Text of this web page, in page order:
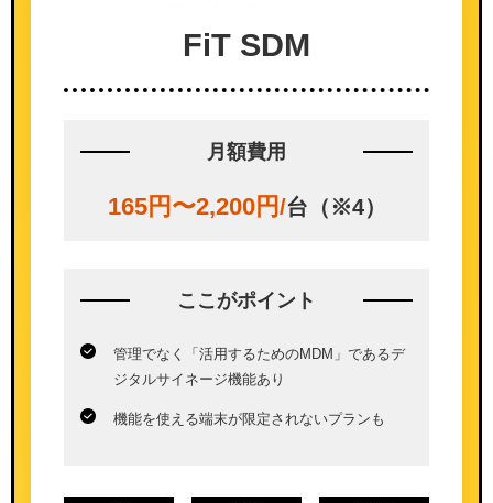
FiT SDM
月額費用
165円〜2,200円/台（※4）
ここがポイント
管理でなく「活用するためのMDM」であるデ
ジタルサイネージ機能あり
機能を使える端末が限定されないプランも